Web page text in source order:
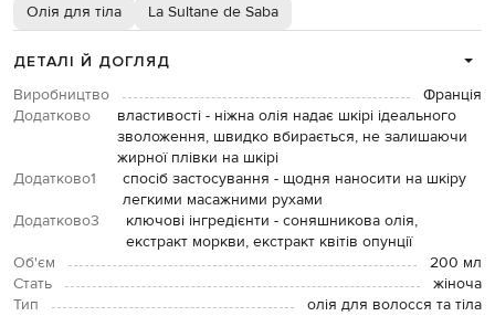
Олія для тіла
La Sultane de Saba
ДЕТАЛІ Й ДОГЛЯД
Виробництво
Франція
Додатково
властивості - ніжна олія надає шкірі ідеального
зволоження, швидко вбирається, не залишаючи
жирної плівки на шкірі
Додатково1
спосіб застосування - щодня наносити на шкіру
легкими масажними рухами
Додатково3
ключові інгредієнти - соняшникова олія,
екстракт моркви, екстракт квітів опунції
Об'єм
200 мл
Стать
жіноча
Тип
олія для волосся та тіла